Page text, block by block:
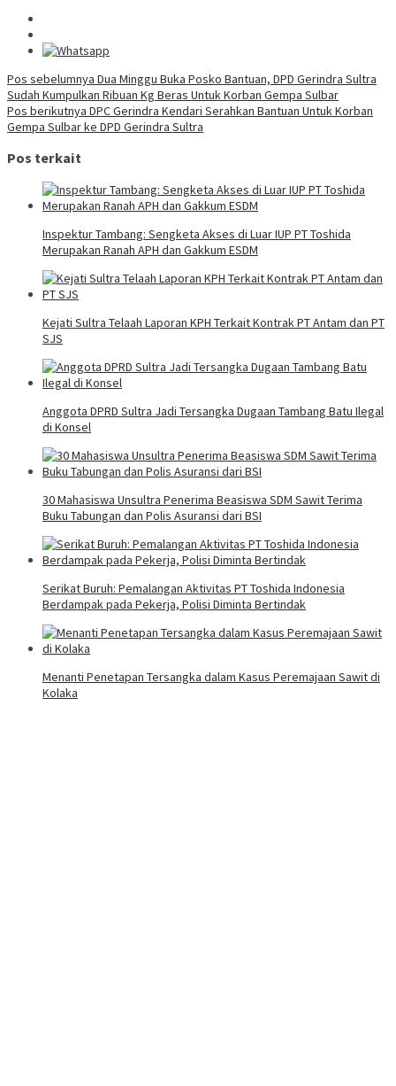
Navigasi
pos
Pos sebelumnya Dua Minggu Buka Posko Bantuan, DPD Gerindra Sultra
Sudah Kumpulkan Ribuan Kg Beras Untuk Korban Gempa Sulbar
Pos berikutnya DPC Gerindra Kendari Serahkan Bantuan Untuk Korban
Gempa Sulbar ke DPD Gerindra Sultra
Pos terkait
Inspektur Tambang: Sengketa Akses di Luar IUP PT Toshida
Merupakan Ranah APH dan Gakkum ESDM
Kejati Sultra Telaah Laporan KPH Terkait Kontrak PT Antam dan PT
SJS
Anggota DPRD Sultra Jadi Tersangka Dugaan Tambang Batu Ilegal
di Konsel
30 Mahasiswa Unsultra Penerima Beasiswa SDM Sawit Terima
Buku Tabungan dan Polis Asuransi dari BSI
Serikat Buruh: Pemalangan Aktivitas PT Toshida Indonesia
Berdampak pada Pekerja, Polisi Diminta Bertindak
Menanti Penetapan Tersangka dalam Kasus Peremajaan Sawit di
Kolaka